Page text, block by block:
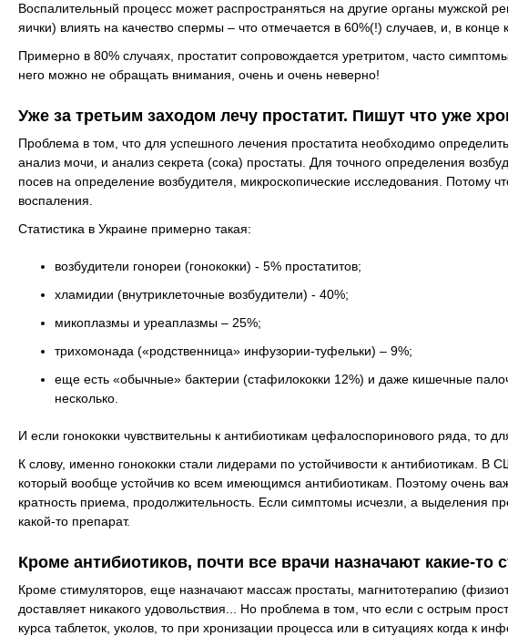
Воспалительный процесс может распространяться на другие органы мужской
яички) влиять на качество спермы – что отмечается в 60%(!) случаев, и, в конце
Примерно в 80% случаях, простатит сопровождается уретритом, часто
него можно не обращать внимания, очень и очень неверно!
Уже за третьим заходом лечу простатит. Пишут что уже
Проблема в том, что для успешного лечения простатита необходимо
анализ мочи, и анализ секрета (сока) простаты. Для точного определения
посев на определение возбудителя, микроскопические исследования. Потому
воспаления.
Статистика в Украине примерно такая:
возбудители гонореи (гонококки) - 5% простатитов;
хламидии (внутриклеточные возбудители) - 40%;
микоплазмы и уреаплазмы – 25%;
трихомонада («родственница» инфузории-туфельки) – 9%;
еще есть «обычные» бактерии (стафилококки 12%) и даже кишечные
несколько.
И если гонококки чувствительны к антибиотикам цефалоспоринового ряда, то
К слову, именно гонококки стали лидерами по устойчивости к антибиотикам.
который вообще устойчив ко всем имеющимся антибиотикам. Поэтому очень
кратность приема, продолжительность. Если симптомы исчезли, а выделения
какой-то препарат.
Кроме антибиотиков, почти все врачи назначают какие-
Кроме стимуляторов, еще назначают массаж простаты, магнитотерапию
доставляет никакого удовольствия... Но проблема в том, что если с острым
курса таблеток, уколов, то при хронизации процесса или в ситуациях когда к